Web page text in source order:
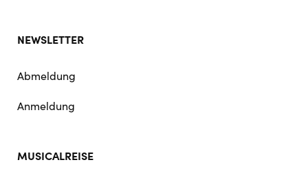
NEWSLETTER
Abmeldung
Anmeldung
MUSICALREISE